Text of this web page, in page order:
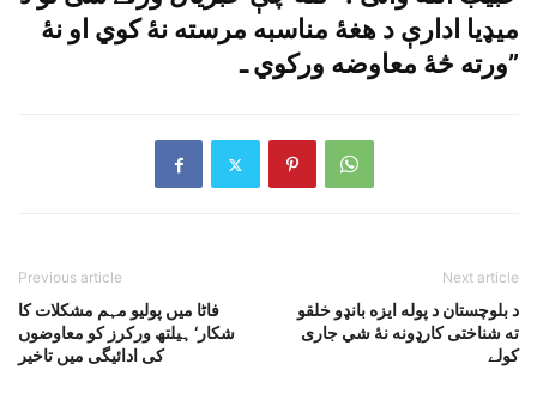
ميډيا ادارې د هغۀ مناسبه مرسته نۀ کوي او نۀ
ورته څۀ معاوضه ورکوي ـ”
Previous article
فاٹا میں پولیو مہم مشکلات کا
شکار‘ ہیلتھ ورکرز کو معاوضوں
کی ادائیگی میں تاخیر
Next article
د بلوچستان د پوله ايزه بانډو خلقو
ته شناختى کارډونه نۀ شي جارى
کولے